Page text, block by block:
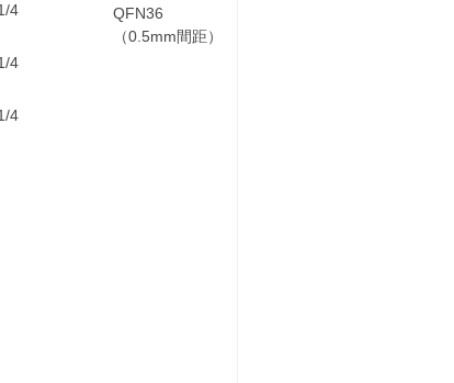
QFN36
（0.5mm間距）
4
4
4